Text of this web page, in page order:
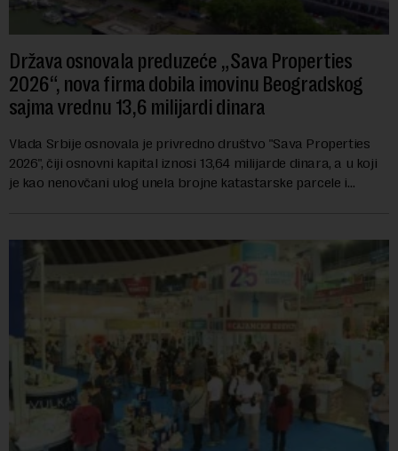
Država osnovala preduzeće „Sava Properties
2026“, nova firma dobila imovinu Beogradskog
sajma vrednu 13,6 milijardi dinara
Vlada Srbije osnovala je privredno društvo "Sava Properties
2026", čiji osnovni kapital iznosi 13,64 milijarde dinara, a u koji
je kao nenovčani ulog unela brojne katastarske parcele i